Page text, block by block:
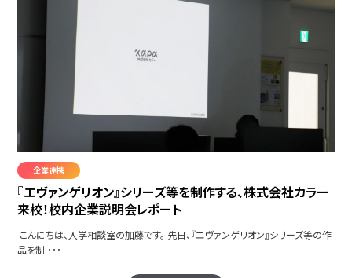
企業連携
『エヴァンゲリオン』シリーズ等を制作する、株式会社カラー
来校！校内企業説明会レポート
こんにちは、入学相談室の加藤です。 先日、『エヴァンゲリオン』シリーズ等の作
品を制 ･･･